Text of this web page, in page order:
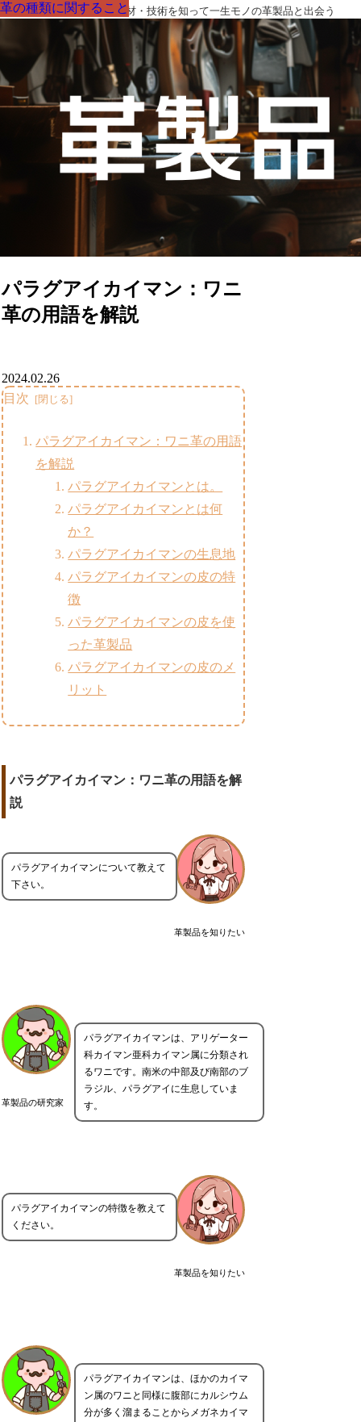
革製品の部品の呼び名・素材・技術を知って一生モノの革製品と出会う
パラグアイカイマン：ワニ
革の用語を解説
革の種類に関すること
2024.02.26
目次
パラグアイカイマン：ワニ革の用語
を解説
パラグアイカイマンとは。
パラグアイカイマンとは何
か？
パラグアイカイマンの生息地
パラグアイカイマンの皮の特
徴
パラグアイカイマンの皮を使
った革製品
パラグアイカイマンの皮のメ
リット
パラグアイカイマン：ワニ革の用語を解
説
革製品を知りたい
パラグアイカイマンについて教えて
下さい。
革製品の研究家
パラグアイカイマンは、アリゲーター
科カイマン亜科カイマン属に分類され
るワニです。南米の中部及び南部のブ
ラジル、パラグアイに生息していま
す。
革製品を知りたい
パラグアイカイマンの特徴を教えて
ください。
パラグアイカイマンは、ほかのカイマ
ン属のワニと同様に腹部にカルシウム
分が多く溜まることからメガネカイマ
革の種類に関すること
革の種類に関すること
革の種類に関すること
革の種類に関すること
革の種類に関すること
革の種類に関すること